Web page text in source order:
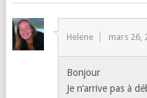
Helene mars 26,
Bonjour
Je n’arrive pas à